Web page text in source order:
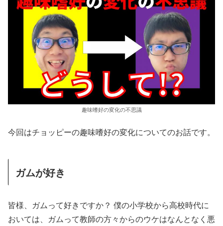
趣味嗜好の変化の不思議
今回はチョッピーの趣味嗜好の変化についてのお話です。
ガムが好き
皆様、ガムって好きですか？ 僕の小学校から高校時代に
おいては、ガムって教師の方々からのウケはなんとなく悪